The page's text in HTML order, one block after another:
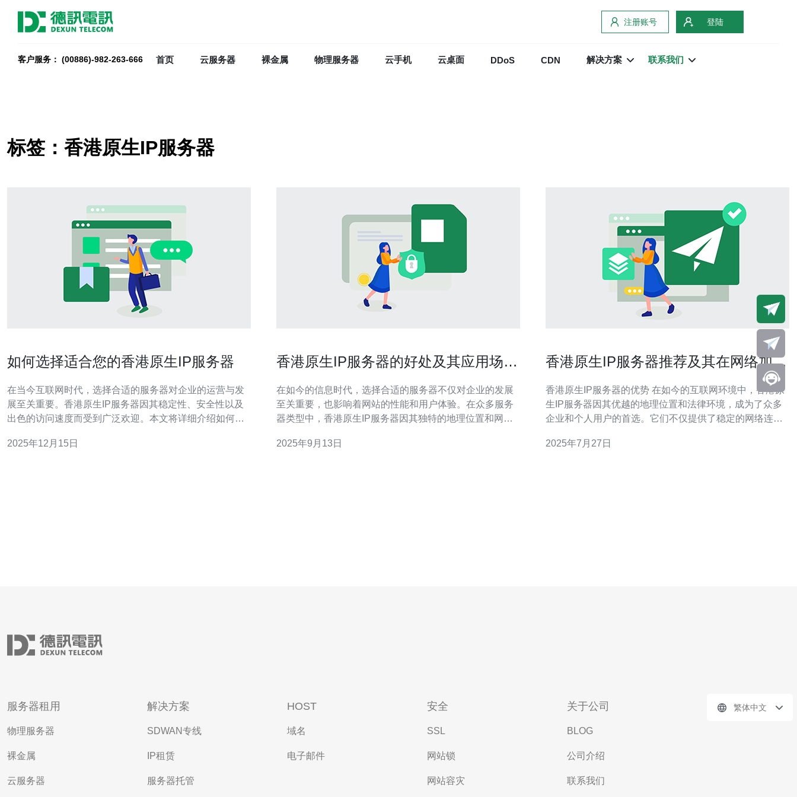
注册账号 登陆
客户服务： (00886)-982-263-666 首页 云服务器 裸金属 物理服务器 云手机 云桌面 DDoS CDN 解决方案 联系我们
标签：香港原生IP服务器
如何选择适合您的香港原生IP服务器
在当今互联网时代，选择合适的服务器对企业的运营与发
展至关重要。香港原生IP服务器因其稳定性、安全性以及
出色的访问速度而受到广泛欢迎。本文将详细介绍如何选
1. 确定需求 在选择服务器之前，首先要明确您的具体需
2025年12月15日
香港原生IP服务器的好处及其应用场景
在如今的信息时代，选择合适的服务器不仅对企业的发展
至关重要，也影响着网站的性能和用户体验。在众多服务
器类型中，香港原生IP服务器因其独特的地理位置和网络
性能的用户，还是希望寻找最便宜方案的初创公司，香港
2025年9月13日
香港原生IP服务器推荐及其在网络加速
香港原生IP服务器的优势 在如今的互联网环境中，香港原
生IP服务器因其优越的地理位置和法律环境，成为了众多
企业和个人用户的首选。它们不仅提供了稳定的网络连
的服务器服务商，能够确保您在网络加速方面获得最佳效
2025年7月27日
服务器租用
物理服务器
裸金属
云服务器
解决方案
SDWAN专线
IP租赁
服务器托管
HOST
域名
电子邮件
安全
SSL
网站锁
网站容灾
关于公司
BLOG
公司介绍
联系我们
繁体中文